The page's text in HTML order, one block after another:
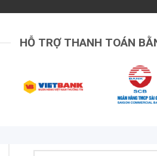
HỖ TRỢ THANH TOÁN